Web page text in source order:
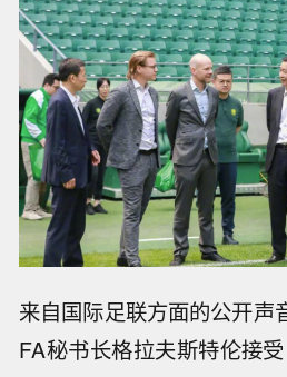
来自国际足联方面的公开声
FA秘书长格拉夫斯特伦接